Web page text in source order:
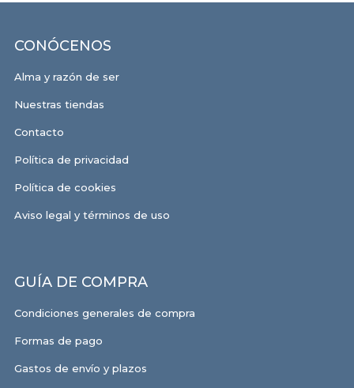
CONÓCENOS
Alma y razón de ser
Nuestras tiendas
Contacto
Política de privacidad
Política de cookies
Aviso legal y términos de uso
GUÍA DE COMPRA
Condiciones generales de compra
Formas de pago
Gastos de envío y plazos